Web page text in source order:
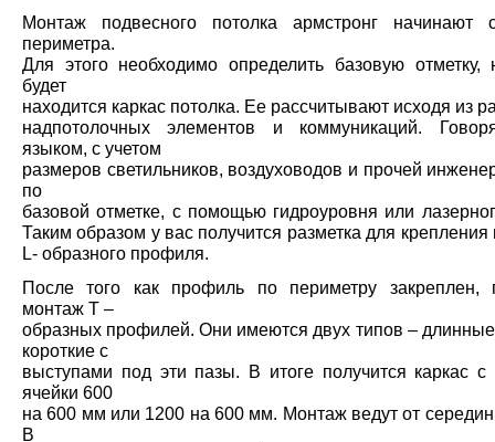
Монтаж подвесного потолка армстронг начинают
периметра.
Для этого необходимо определить базовую отметку,
будет
находится каркас потолка. Ее рассчитывают исходя из
надпотолочных элементов и коммуникаций.
языком, с учетом
размеров светильников, воздуховодов и прочей
по
базовой отметке, с помощью гидроуровня или
Таким образом у вас получится разметка для крепления
L- образного профиля.
После того как профиль по периметру закреплен,
монтаж T –
образных профилей. Они имеются двух типов –
короткие с
выступами под эти пазы. В итоге получится каркас с
ячейки 600
на 600 мм или 1200 на 600 мм. Монтаж ведут от
В